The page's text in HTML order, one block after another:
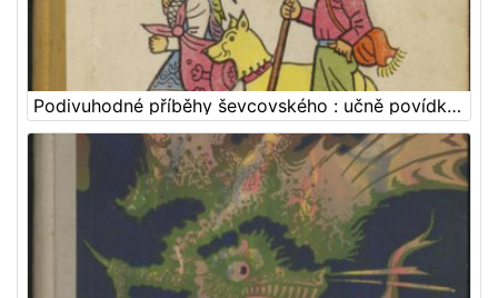
Podivuhodné příběhy ševcovského : učně povídka pro děti / Ivana Brlićova-Mažuranićova